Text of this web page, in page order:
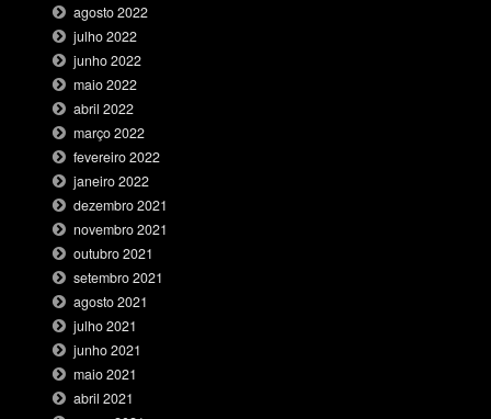
agosto 2022
julho 2022
junho 2022
maio 2022
abril 2022
março 2022
fevereiro 2022
janeiro 2022
dezembro 2021
novembro 2021
outubro 2021
setembro 2021
agosto 2021
julho 2021
junho 2021
maio 2021
abril 2021